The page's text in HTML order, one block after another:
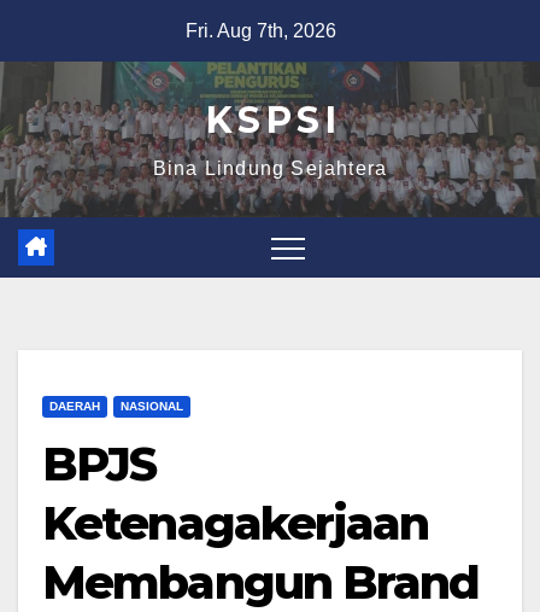
Fri. Aug 7th, 2026
K S P S I
Bina Lindung Sejahtera
DAERAH NASIONAL
BPJS
Ketenagakerjaan
Membangun Brand